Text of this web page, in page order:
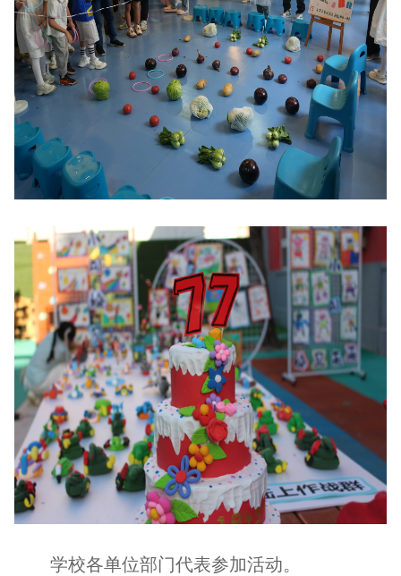
学校各单位部门代表参加活动。